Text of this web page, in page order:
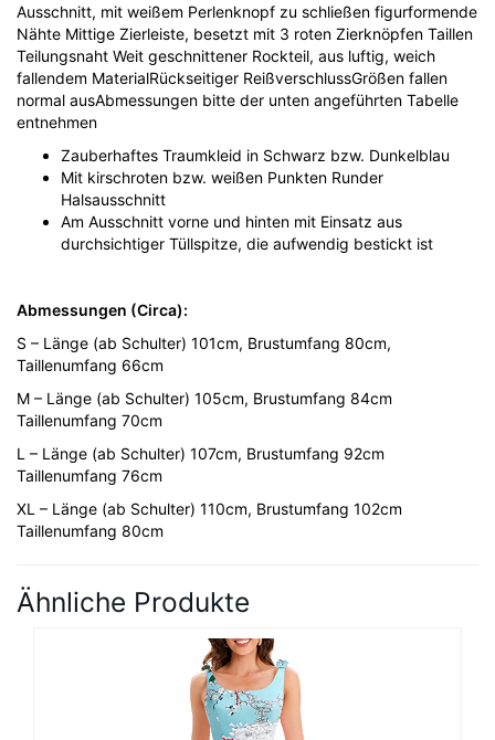
Ausschnitt, mit weißem Perlenknopf zu schließen figurformende
Nähte Mittige Zierleiste, besetzt mit 3 roten Zierknöpfen Taillen
Teilungsnaht Weit geschnittener Rockteil, aus luftig, weich
fallendem MaterialRückseitiger ReißverschlussGrößen fallen
normal ausAbmessungen bitte der unten angeführten Tabelle
entnehmen
Zauberhaftes Traumkleid in Schwarz bzw. Dunkelblau
Mit kirschroten bzw. weißen Punkten Runder
Halsausschnitt
Am Ausschnitt vorne und hinten mit Einsatz aus
durchsichtiger Tüllspitze, die aufwendig bestickt ist
Abmessungen (Circa):
S – Länge (ab Schulter) 101cm, Brustumfang 80cm,
Taillenumfang 66cm
M – Länge (ab Schulter) 105cm, Brustumfang 84cm
Taillenumfang 70cm
L – Länge (ab Schulter) 107cm, Brustumfang 92cm
Taillenumfang 76cm
XL – Länge (ab Schulter) 110cm, Brustumfang 102cm
Taillenumfang 80cm
Ähnliche Produkte